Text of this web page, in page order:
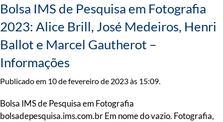
Bolsa IMS de Pesquisa em Fotografia
2023: Alice Brill, José Medeiros, Henri
Ballot e Marcel Gautherot –
Informações
Publicado em 10 de fevereiro de 2023 às 15:09.
Bolsa IMS de Pesquisa em Fotografia
bolsadepesquisa.ims.com.br Em nome do vazio. Fotografia,